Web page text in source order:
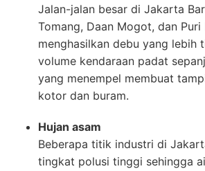
Jalan-jalan besar di Jakarta
Tomang, Daan Mogot, dan Puri
menghasilkan debu yang lebih
volume kendaraan padat
yang menempel membuat
kotor dan buram.
Hujan asam
Beberapa titik industri di
tingkat polusi tinggi sehingga